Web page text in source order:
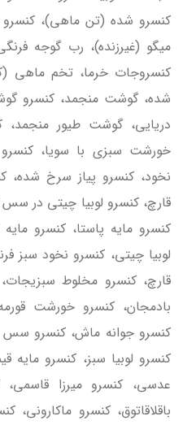
کنسرو شده (تن ماهی)، کنسرو
میگو (غیرزنده)، رب گوجه
کنسروجات خرما، تخم ماهی
شده، گوشت منجمد، کنسرو
دریایی، گوشت طیور
خورشت سبزی با سویا،
نخود، کنسرو پیاز سرخ شده،
قارچ، کنسرو لوبیا چیتی در
کنسرو مایه پاستا، کنسرو مایه
لوبیا چیتی، کنسرو نخود سبز
قارچ، کنسرو مخلوط
بادمجان، کنسرو خورشت
کنسرو جوانه ماش، کنسرو سس
کنسرو لوبیا سبز، کنسرو مایه
عدسی، کنسرو میرزا
باقلاقاتوق، کنسرو ماکارونی،